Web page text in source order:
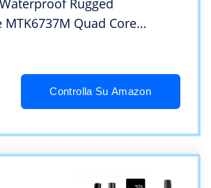
Quad Core
Controlla Su Amazon